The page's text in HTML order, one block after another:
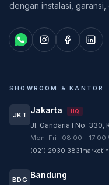
dengan instalasi,
SHOWROOM & KANTOR
JKT Jakarta HQ
Jl. Gandaria I No. 330,
Mon–Fri · 08:00 – 17:00
(021) 2930 3831
BDG Bandung
sesuai
Tim biasanya